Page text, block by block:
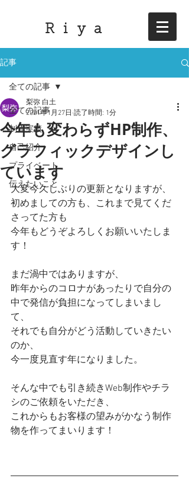
R i y a
記事
全ての記事
制作実績
自己紹介
プライベート
伝えたいこと
全ての記事
今年も変わらずHP制作、
グラフィックデザインし
ています
梨弥 白土
2021年1月27日 読了時間: 1分
大変今久しぶりの更新となりますが、
初めましての方も、これまで見てくだ
さってた方も
今年もどうぞよろしくお願いいたしま
す！
まだ渦中ではありますが、
昨年からのコロナがあったりで自分の
中で発信が負担になってしまいまし
て、
それでも自分がどう活動していきたい
のか、
今一度見直す年になりました。
そんな中でも引き続きWeb制作やチラ
シのご依頼をいただき、
これからもお客様の望みがかなう制作
物を作ってまいります！